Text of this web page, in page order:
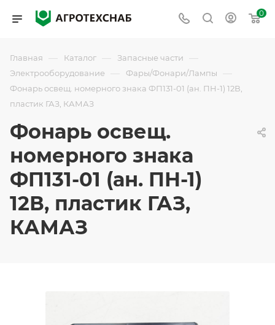
0
Главная — Каталог — Запасные части —
Электрооборудование — Фары/Фонари/Лампы —
Фонарь освещ. номерного знака ФП131-01 (ан. ПН-1) 12В,
пластик ГАЗ, КАМАЗ
Фонарь освещ.
номерного знака
ФП131-01 (ан. ПН-1)
12В, пластик ГАЗ,
КАМАЗ